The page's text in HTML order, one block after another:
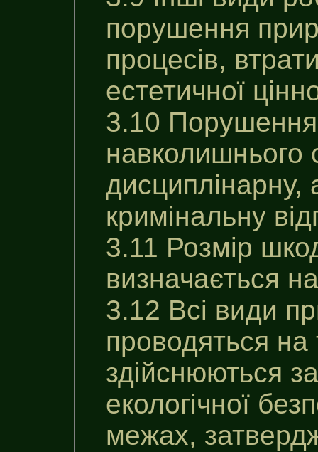
порушення
процесів,
естетичної
3.10
навколишнього
дисциплінарну,
кримінальну
3.11 Розмір
визначається
3.12 Всі види
проводяться на
здійснюються
екологічної
межах,